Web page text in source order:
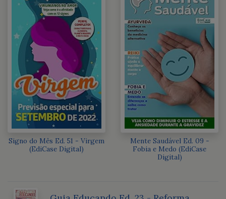
Signo do Mês Ed. 51 - Virgem
(EdiCase Digital)
Mente Saudável Ed. 09 -
Fobia e Medo (EdiCase
Digital)